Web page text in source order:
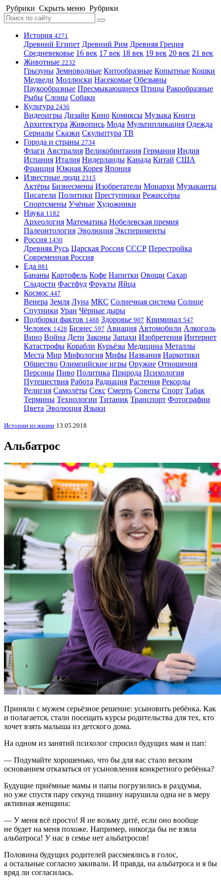
Рубрики Скрыть меню Рубрики
История 4271
Древний Египет Древний Рим Древняя Греция
Средневековье 16 век 17 век 18 век 19 век 20 век 21 век
Животные 2232
Грызуны Земноводные Китообразные Копытные Кошки
Медведи Моллюски Насекомые Обезьяны
Паукообразные Пресмыкающиеся Птицы Ракообразные
Рыбы Слоны Собаки
Культура 2436
Видеоигры Дизайн Кино Комиксы Музыка Книги
Архитектура Живопись Мода Мультипликация Одежда
Сериалы Сказки Скульптура ТВ
Города и страны 2734
Флаги Австралия Великобритания Германия Индия
Испания Италия Нидерланды Канада Китай США
Франция Южная Корея Япония
Известные люди 2315
Актёры Бизнесмены Изобретатели Монархи Музыканты
Писатели Политики Преступники Режиссёры
Спортсмены Учёные Художники
Наука 1182
Археология Математика Нобелевская премия
Палеонтология Эволюция Эксперименты
Россия 1430
Древняя Русь Царская Россия СССР Перестройка
Современная Россия
Еда 881
Бананы Картофель Кофе Напитки Овощи Сахар
Сладости Фастфуд Фрукты Яйца
Космос 447
Венера Земля Луна МКС Солнечная система Солнце
Спутники Уран Чёрные дыры
Подборки фактов 1488 Здоровье 907 Криминал 547
Человек 1428 Бизнес 597 Авиация Автомобили Алкоголь
Вино Война Дети Законы Запахи Изобретения Интернет
Катастрофы Корабли Курьёзы Медицина Металлы
Места Мир Мифология Мифы Названия Наркотики
Общество Олимпийские игры Оружие Отношения
Персоны Пиво Политика Природа Психология
Путешествия Работа Радиация Растения Рекорды
Религия Самолёты Секс Смерть Советы Спорт Табак
Термины Технологии Титаник Транспорт Фотографии
Цвета Эволюция Языки
Истории из жизни 13.05.2018
Альбатрос
Приняли с мужем серьёзное решение: усыновить ребёнка. Как
и полагается, стали посещать курсы родительства для тех, кто
хочет взять малыша из детского дома.
На одном из занятий психолог спросил будущих мам и пап:
— Подумайте хорошенько, что бы для вас стало веским
основанием отказаться от усыновления конкретного ребёнка?
Будущие приёмные мамы и папы погрузились в раздумья,
но уже спустя пару секунд тишину нарушила одна не в меру
активная женщина:
— У меня всё просто! Я не возьму дитё, если оно вообще
не будет на меня похоже. Например, никогда бы не взяла
альбатроса! У нас в семье нет альбатросов!
Половина будущих родителей рассмеялись в голос,
а остальные согласно закивали. И правда, на альбатроса и я бы
вряд ли согласилась.